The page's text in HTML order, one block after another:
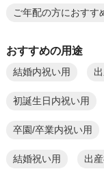
ご年配の方におすす
おすすめの用途
結婚内祝い用
初誕生日内祝い用
卒園/卒業内祝い用
結婚祝い用 出